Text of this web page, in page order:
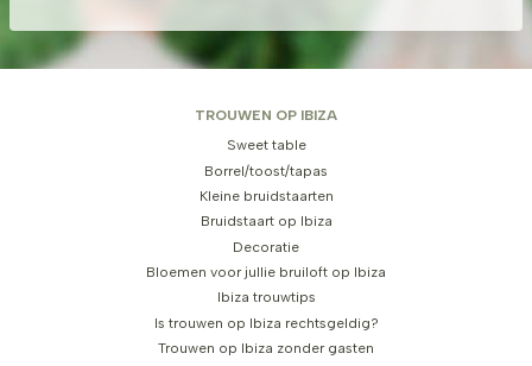
TROUWEN OP IBIZA
Sweet table
Borrel/toost/tapas
Kleine bruidstaarten
Bruidstaart op Ibiza
Decoratie
Bloemen voor jullie bruiloft op Ibiza
Ibiza trouwtips
Is trouwen op Ibiza rechtsgeldig?
Trouwen op Ibiza zonder gasten